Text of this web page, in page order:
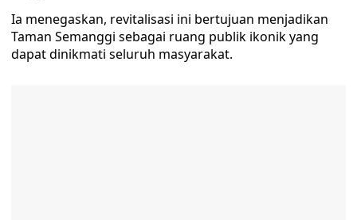
Ia menegaskan, revitalisasi ini bertujuan menjadikan
Taman Semanggi sebagai ruang publik ikonik yang
dapat dinikmati seluruh masyarakat.